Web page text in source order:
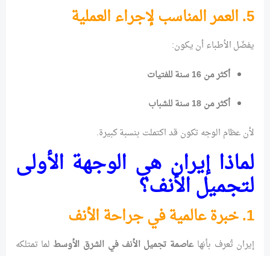
5. العمر المناسب لإجراء العملية
يفضّل الأطباء أن يكون:
أكثر من 16 سنة للفتيات
أكثر من 18 سنة للشباب
لأن عظام الوجه تكون قد اكتملت بنسبة كبيرة.
لماذا إيران هي الوجهة الأولى
لتجميل الأنف؟
1. خبرة عالمية في جراحة الأنف
إيران تُعرف بأنهاعاصمة تجميل الأنف في الشرق الأوسط لما تمتلكه